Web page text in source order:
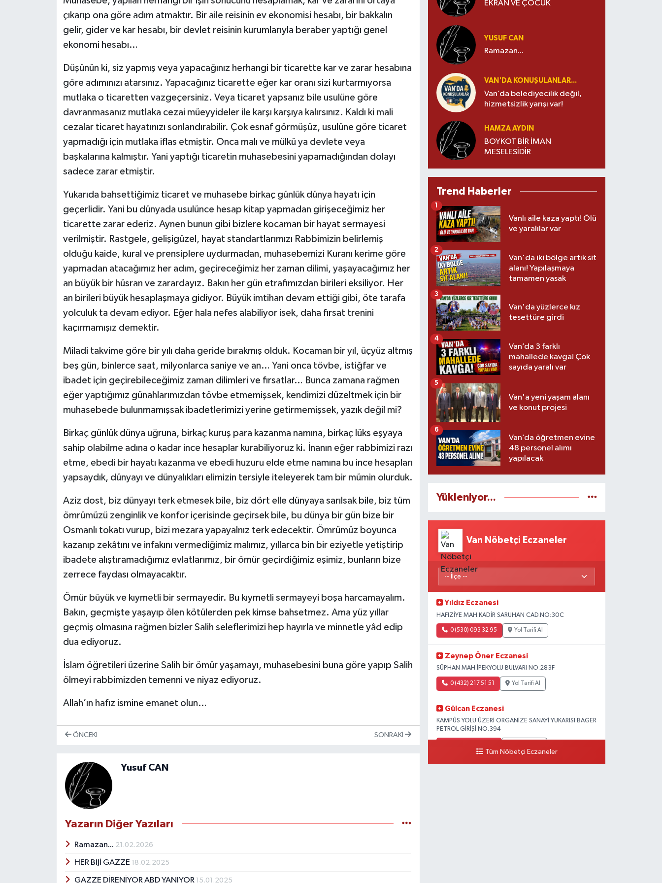
çıkarıp ona göre adım atmaktır. Bir aile reisinin ev ekonomisi hesabı, bir bakkalın
gelir, gider ve kar hesabı, bir devlet reisinin kurumlarıyla beraber yaptığı genel
ekonomi hesabı…
Düşünün ki, siz yapmış veya yapacağınız herhangi bir ticarette kar ve zarar hesabına
göre adımınızı atarsınız. Yapacağınız ticarette eğer kar oranı sizi kurtarmıyorsa
mutlaka o ticaretten vazgeçersiniz. Veya ticaret yapsanız bile usulüne göre
davranmasanız mutlaka cezai müeyyideler ile karşı karşıya kalırsınız. Kaldı ki mali
cezalar ticaret hayatınızı sonlandırabilir. Çok esnaf görmüşüz, usulüne göre ticaret
yapmadığı için mutlaka iflas etmiştir. Onca malı ve mülkü ya devlete veya
başkalarına kalmıştır. Yani yaptığı ticaretin muhasebesini yapamadığından dolayı
sadece zarar etmiştir.
Yukarıda bahsettiğimiz ticaret ve muhasebe birkaç günlük dünya hayatı için
geçerlidir. Yani bu dünyada usulünce hesap kitap yapmadan girişeceğimiz her
ticarette zarar ederiz. Aynen bunun gibi bizlere kocaman bir hayat sermayesi
verilmiştir. Rastgele, gelişigüzel, hayat standartlarımızı Rabbimizin belirlemiş
olduğu kaide, kural ve prensiplere uydurmadan, muhasebemizi Kuranı kerime göre
yapmadan atacağımız her adım, geçireceğimiz her zaman dilimi, yaşayacağımız her
an büyük bir hüsran ve zarardayız. Bakın her gün etrafımızdan birileri eksiliyor. Her
an birileri büyük hesaplaşmaya gidiyor. Büyük imtihan devam ettiği gibi, öte tarafa
yolculuk ta devam ediyor. Eğer hala nefes alabiliyor isek, daha fırsat trenini
kaçırmamışız demektir.
Miladi takvime göre bir yılı daha geride bırakmış olduk. Kocaman bir yıl, üçyüz altmış
beş gün, binlerce saat, milyonlarca saniye ve an… Yani onca tövbe, istiğfar ve
ibadet için geçirebileceğimiz zaman dilimleri ve fırsatlar… Bunca zamana rağmen
eğer yaptığımız günahlarımızdan tövbe etmemişsek, kendimizi düzeltmek için bir
muhasebede bulunmamışsak ibadetlerimizi yerine getirmemişsek, yazık değil mi?
Birkaç günlük dünya uğruna, birkaç kuruş para kazanma namına, birkaç lüks eşyaya
sahip olabilme adına o kadar ince hesaplar kurabiliyoruz ki. İnanın eğer rabbimizi razı
etme, ebedi bir hayatı kazanma ve ebedi huzuru elde etme namına bu ince hesapları
yapsaydık, dünyayı ve dünyalıkları elimizin tersiyle iteleyerek tam bir mümin olurduk.
Aziz dost, biz dünyayı terk etmesek bile, biz dört elle dünyaya sarılsak bile, biz tüm
ömrümüzü zenginlik ve konfor içerisinde geçirsek bile, bu dünya bir gün bize bir
Osmanlı tokatı vurup, bizi mezara yapayalnız terk edecektir. Ömrümüz boyunca
kazanıp zekâtını ve infakını vermediğimiz malımız, yıllarca bin bir eziyetle yetiştirip
ibadete alıştıramadığımız evlatlarımız, bir ömür geçirdiğimiz eşimiz, bunların bize
zerrece faydası olmayacaktır.
Ömür büyük ve kıymetli bir sermayedir. Bu kıymetli sermayeyi boşa harcamayalım.
Bakın, geçmişte yaşayıp ölen kötülerden pek kimse bahsetmez. Ama yüz yıllar
geçmiş olmasına rağmen bizler Salih seleflerimizi hep hayırla ve minnetle yâd edip
dua ediyoruz.
İslam öğretileri üzerine Salih bir ömür yaşamayı, muhasebesini buna göre yapıp Salih
ölmeyi rabbimizden temenni ve niyaz ediyoruz.
Allah’ın hafız ismine emanet olun…
ÖNCEKI SONRAKI
Yusuf CAN
Yazarın Diğer Yazıları
Ramazan... 21.02.2026
HER BIJİ GAZZE 18.02.2025
GAZZE DİRENİYOR ABD YANIYOR 15.01.2025
EKRAN VE ÇOCUK
YUSUF CAN
Ramazan...
VAN'DA KONUŞULANLAR...
Van’da belediyecilik değil,
hizmetsizlik yarışı var!
HAMZA AYDIN
BOYKOT BİR İMAN
MESELESİDİR
Trend Haberler
Vanlı aile kaza yaptı! Ölü
ve yaralılar var
1
Van'da iki bölge artık sit
alanı! Yapılaşmaya
tamamen yasak
2
Van'da yüzlerce kız
tesettüre girdi
3
Van’da 3 farklı
mahallede kavga! Çok
sayıda yaralı var
4
Van'a yeni yaşam alanı
ve konut projesi
5
Van’da öğretmen evine
48 personel alımı
yapılacak
6
Yükleniyor...
Van Nöbetçi Eczaneler
Yıldız Eczanesi
HAFIZİYE MAH.KADİR SARUHAN CAD.NO:30C
0 (530) 093 32 95 Yol Tarifi Al
Zeynep Öner Eczanesi
SÜPHAN MAH.İPEKYOLU BULVARI NO:283F
0 (432) 217 51 51 Yol Tarifi Al
Gülcan Eczanesi
KAMPÜS YOLU ÜZERİ ORGANİZE SANAYİ YUKARISI BAGER
PETROL GİRİŞİ NO:394
Tüm Nöbetçi Eczaneler
RESMİ İLANLAR